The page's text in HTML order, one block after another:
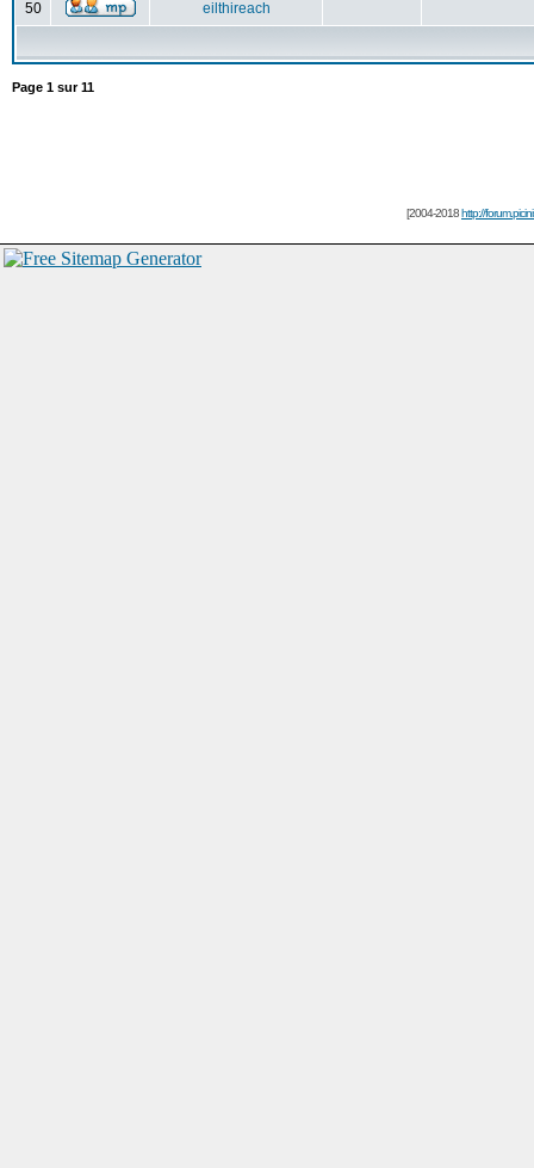
50 eilthireach
Page 1 sur11
[2004-2018http://